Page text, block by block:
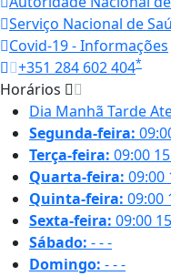
Serviço Nacional de
Covid-19 - Informações
+351 284 602 404*
Horários
Dia Manhã Tarde
Segunda-feira:
Terça-feira: 09:00
Quarta-feira: 09:00
Quinta-feira: 09:00
Sexta-feira: 09:00
Sábado: ---
Domingo: ---